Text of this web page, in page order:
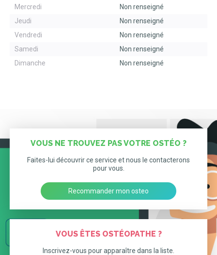
Mercredi
Non renseigné
Jeudi
Non renseigné
Vendredi
Non renseigné
Samedi
Non renseigné
Dimanche
Non renseigné
VOUS NE TROUVEZ PAS VOTRE OSTÉO ?
Faites-lui découvrir ce service et nous le contacterons
pour vous.
Recommander mon osteo
VOUS ÊTES OSTÉOPATHE ?
Inscrivez-vous pour apparaître dans la liste.